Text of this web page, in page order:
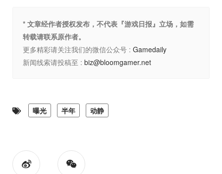
* 文章经作者授权发布，不代表『游戏日报』立场，如需
转载请联系原作者。
更多精彩请关注我们的微信公众号 : Gamedaily
新闻线索请投稿至 : biz@bloomgamer.net
曝光 半年 动静